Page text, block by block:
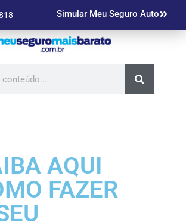
Simular Meu Seguro Auto
AQUI
FAZER